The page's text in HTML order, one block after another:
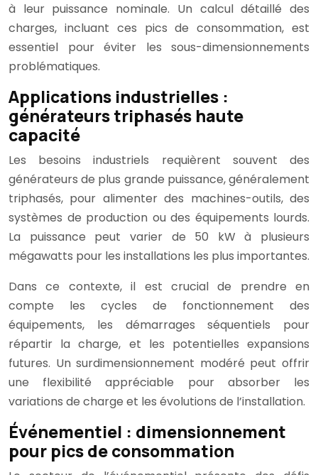
à leur puissance nominale. Un calcul détaillé des
charges, incluant ces pics de consommation, est
essentiel pour éviter les sous-dimensionnements
problématiques.
Applications industrielles :
générateurs triphasés haute
capacité
Les besoins industriels requièrent souvent des
générateurs de plus grande puissance, généralement
triphasés, pour alimenter des machines-outils, des
systèmes de production ou des équipements lourds.
La puissance peut varier de 50 kW à plusieurs
mégawatts pour les installations les plus importantes.
Dans ce contexte, il est crucial de prendre en
compte les cycles de fonctionnement des
équipements, les démarrages séquentiels pour
répartir la charge, et les potentielles expansions
futures. Un surdimensionnement modéré peut offrir
une flexibilité appréciable pour absorber les
variations de charge et les évolutions de l’installation.
Événementiel : dimensionnement
pour pics de consommation